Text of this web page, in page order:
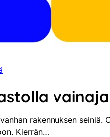
rakennuksen seiniä.
Kierrän…